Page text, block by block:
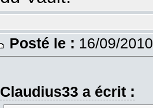
Posté le : 16/09/
Claudius33 a écrit :